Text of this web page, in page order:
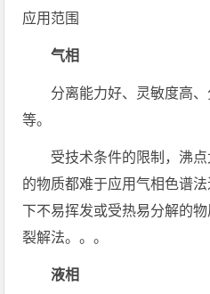
应用范围
气相
分离能力好、灵敏度高
等。
受技术条件的限制，沸
的物质都难于应用气相色谱
下不易挥发或受热易分解的
裂解法。。。
液相